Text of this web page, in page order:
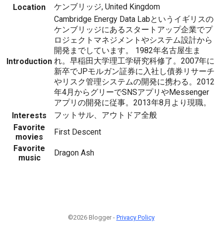
Location
ケンブリッジ, United Kingdom
Introduction
Cambridge Energy Data Labというイギリスの
ケンブリッジにあるスタートアップ企業でプ
ロジェクトマネジメントやシステム設計から
開発までしています。 1982年名古屋生ま
れ。早稲田大学理工学研究科修了。2007年に
新卒でJPモルガン証券に入社し債券リサーチ
やリスク管理システムの開発に携わる。2012
年4月からグリーでSNSアプリやMessenger
アプリの開発に従事。2013年8月より現職。
Interests
フットサル、アウトドア全般
Favorite
movies
First Descent
Favorite
music
Dragon Ash
©2026 Blogger - Privacy Policy